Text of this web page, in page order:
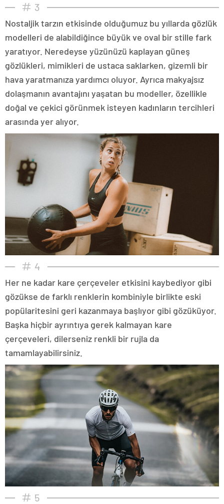
3
Nostaljik tarzın etkisinde olduğumuz bu yıllarda gözlük
modelleri de alabildiğince büyük ve oval bir stille fark
yaratıyor. Neredeyse yüzünüzü kaplayan güneş
gözlükleri, mimikleri de ustaca saklarken, gizemli bir
hava yaratmanıza yardımcı oluyor. Ayrıca makyajsız
dolaşmanın avantajını yaşatan bu modeller, özellikle
doğal ve çekici görünmek isteyen kadınların tercihleri
arasında yer alıyor.
4
Her ne kadar kare çerçeveler etkisini kaybediyor gibi
gözükse de farklı renklerin kombiniyle birlikte eski
popülaritesini geri kazanmaya başlıyor gibi gözüküyor.
Başka hiçbir ayrıntıya gerek kalmayan kare
çerçeveleri, dilerseniz renkli bir rujla da
tamamlayabilirsiniz.
5